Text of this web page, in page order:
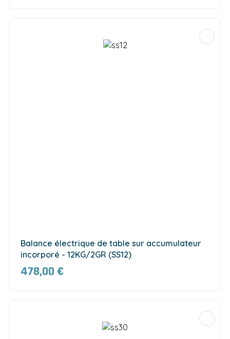
Balance électrique de table sur accumulateur
incorporé - 12KG/2GR (SS12)
478,00 €